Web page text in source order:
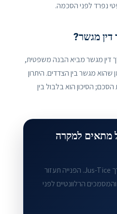
נפרד לפני הסכמה.
מגשר?
דין מגשר מביא הבנה משפטית,
שהוא מגשר בין הצדדים. היתרון
הסיכון הוא בלבול בין
מתאים למקרה
אפשר להשאיר פנייה מסודרת דרך Jus-Tice. הפנייה תעזור
הרלוונטיים לפני